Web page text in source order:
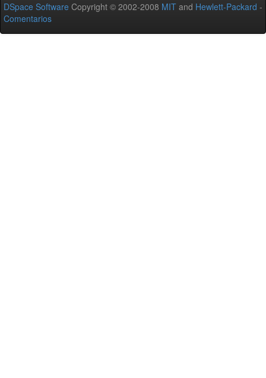
DSpace Software Copyright © 2002-2008 MIT and Hewlett-Packard -
Comentarios